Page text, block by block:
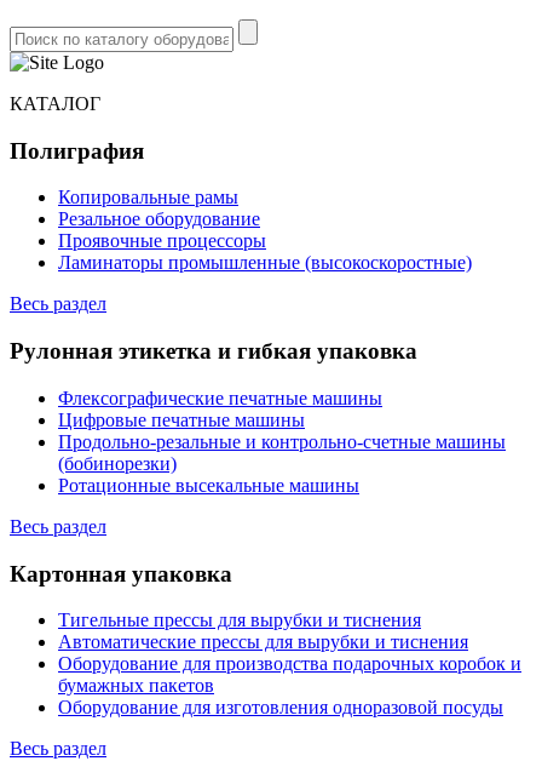
КАТАЛОГ
Полиграфия
Копировальные рамы
Резальное оборудование
Проявочные процессоры
Ламинаторы промышленные (высокоскоростные)
Весь раздел
Рулонная этикетка и гибкая упаковка
Флексографические печатные машины
Цифровые печатные машины
Продольно-резальные и контрольно-счетные машины
(бобинорезки)
Ротационные высекальные машины
Весь раздел
Картонная упаковка
Тигельные прессы для вырубки и тиснения
Автоматические прессы для вырубки и тиснения
Оборудование для производства подарочных коробок и
бумажных пакетов
Оборудование для изготовления одноразовой посуды
Весь раздел